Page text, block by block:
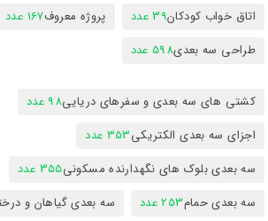
اتاق خواب کودکان39 عدد پروژه معروف167 عدد
طراحی سه بعدی598 عدد
کشتی های سه بعدی و سفرهای دریایی98 عدد
اجزای سه بعدی الکتریکی353 عدد
سه بعدی بلوک های نگهدارنده مسکونی355 عدد
سه بعدی حمام253 عدد سه بعدی گیاهان و